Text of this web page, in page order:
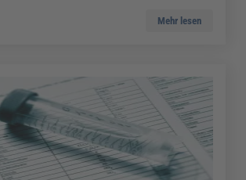
Mehr lesen